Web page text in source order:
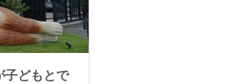
子どもとで